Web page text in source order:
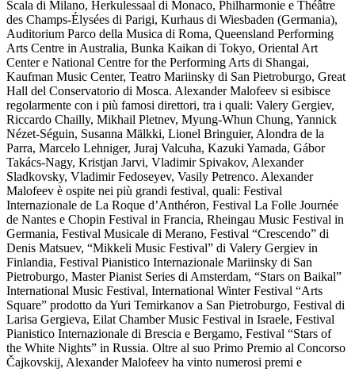
Scala di Milano, Herkulessaal di Monaco, Philharmonie e Théâtre
des Champs-Élysées di Parigi, Kurhaus di Wiesbaden (Germania),
Auditorium Parco della Musica di Roma, Queensland Performing
Arts Centre in Australia, Bunka Kaikan di Tokyo, Oriental Art
Center e National Centre for the Performing Arts di Shangai,
Kaufman Music Center, Teatro Mariinsky di San Pietroburgo, Great
Hall del Conservatorio di Mosca. Alexander Malofeev si esibisce
regolarmente con i più famosi direttori, tra i quali: Valery Gergiev,
Riccardo Chailly, Mikhail Pletnev, Myung-Whun Chung, Yannick
Nézet-Séguin, Susanna Mälkki, Lionel Bringuier, Alondra de la
Parra, Marcelo Lehniger, Juraj Valcuha, Kazuki Yamada, Gábor
Takács-Nagy, Kristjan Jarvi, Vladimir Spivakov, Alexander
Sladkovsky, Vladimir Fedoseyev, Vasily Petrenco. Alexander
Malofeev è ospite nei più grandi festival, quali: Festival
Internazionale de La Roque d’Anthéron, Festival La Folle Journée
de Nantes e Chopin Festival in Francia, Rheingau Music Festival in
Germania, Festival Musicale di Merano, Festival “Crescendo” di
Denis Matsuev, “Mikkeli Music Festival” di Valery Gergiev in
Finlandia, Festival Pianistico Internazionale Mariinsky di San
Pietroburgo, Master Pianist Series di Amsterdam, “Stars on Baikal”
International Music Festival, International Winter Festival “Arts
Square” prodotto da Yuri Temirkanov a San Pietroburgo, Festival di
Larisa Gergieva, Eilat Chamber Music Festival in Israele, Festival
Pianistico Internazionale di Brescia e Bergamo, Festival “Stars of
the White Nights” in Russia. Oltre al suo Primo Premio al Concorso
Čajkovskij, Alexander Malofeev ha vinto numerosi premi e